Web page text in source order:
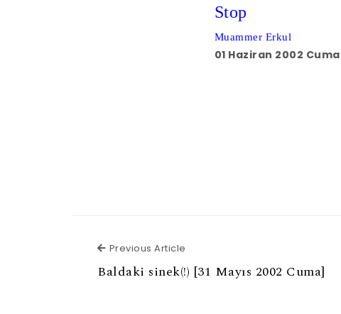
Stop
Muammer Erkul
01 Haziran 2002
Previous Article
Baldaki sinek(!) [31 Mayıs 2002 Cuma]